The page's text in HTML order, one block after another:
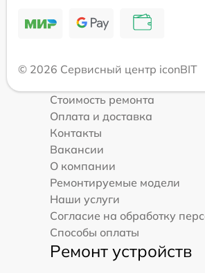
© 2026 Сервисный центр iconBIT
Стоимость ремонта
Оплата и доставка
Контакты
Вакансии
О компании
Ремонтируемые модели
Наши услуги
Согласие на обработку
Способы оплаты
Ремонт устройств